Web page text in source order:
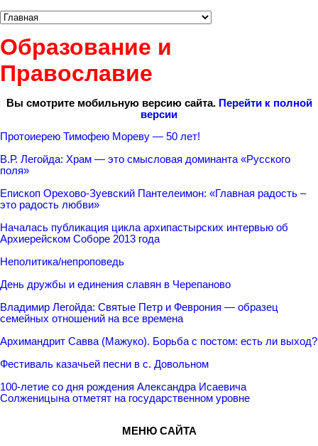
Образование и
Православие
Вы смотрите мобильную версию сайта. Перейти к полной
версии
Протоиерею Тимофею Мореву — 50 лет!
В.Р. Легойда: Храм — это смысловая доминанта «Русского
поля»
Епископ Орехово-Зуевский Пантелеимон: «Главная радость –
это радость любви»
Началась публикация цикла архипастырских интервью об
Архиерейском Соборе 2013 года
Неполитика/непроповедь
День дружбы и единения славян в Черепаново
Владимир Легойда: Святые Петр и Феврония — образец
семейных отношений на все времена
Архимандрит Савва (Мажуко). Борьба с постом: есть ли выход?
Фестиваль казачьей песни в с. Довольном
100-летие со дня рождения Александра Исаевича
Солженицына отметят на государственном уровне
МЕНЮ САЙТА